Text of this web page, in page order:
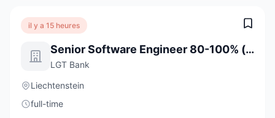
il y a 15 heures
Senior Software Engineer 80-100% (w/m/d)
LGT Bank
Liechtenstein
full-time